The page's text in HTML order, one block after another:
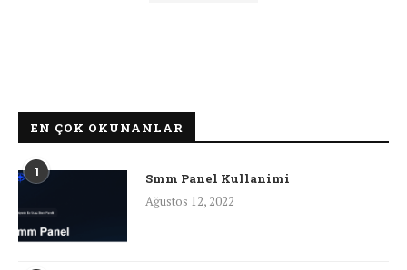
EN ÇOK OKUNANLAR
1
Smm Panel Kullanimi
Ağustos 12, 2022